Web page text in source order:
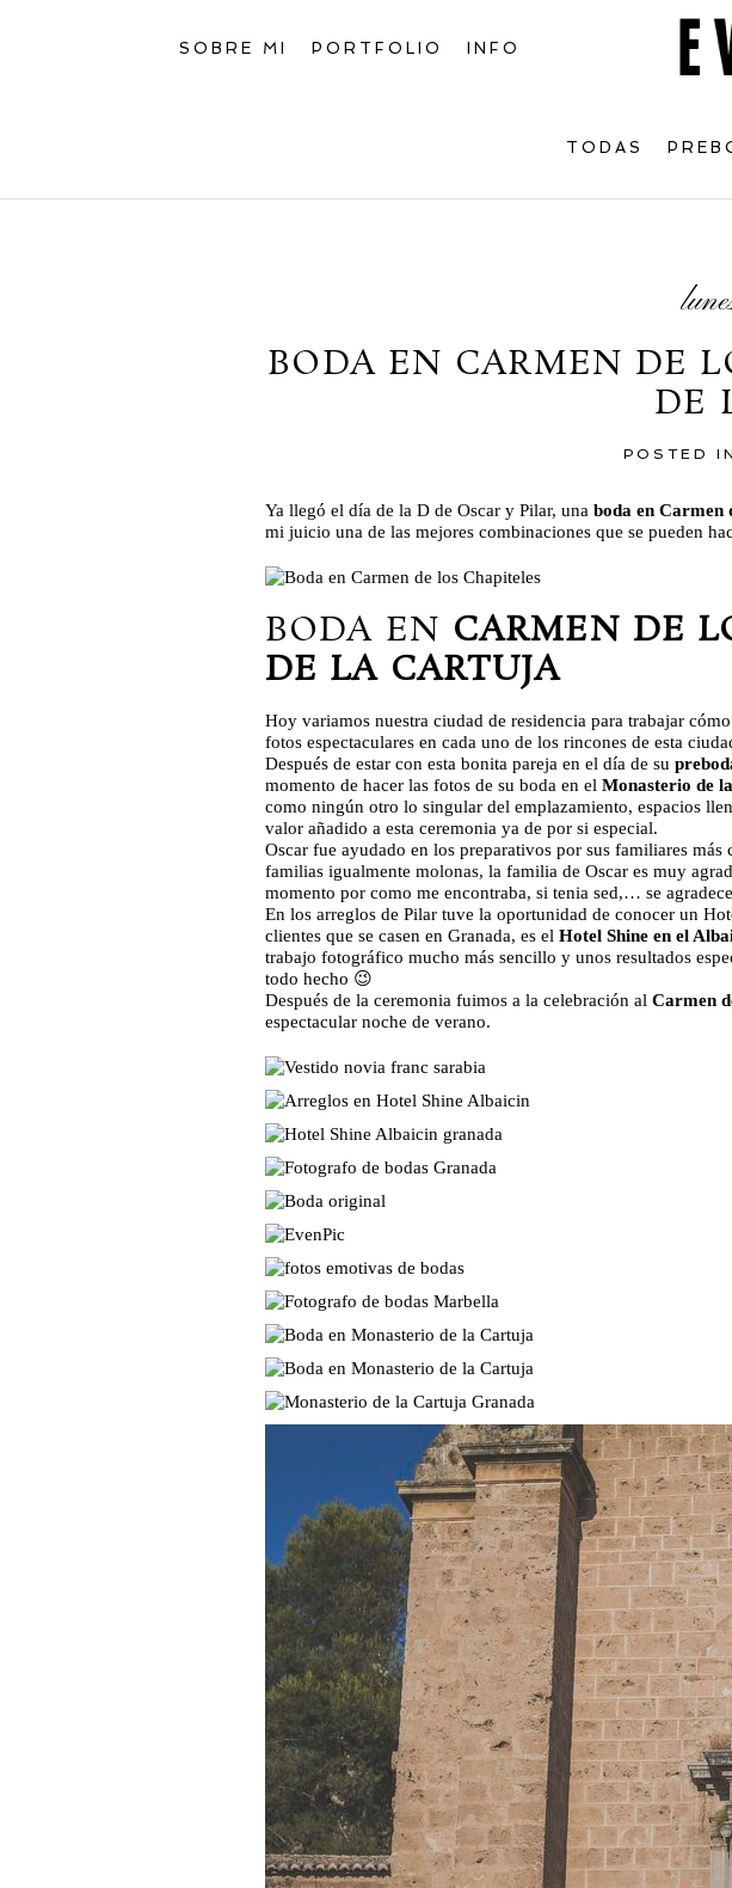
SOBRE MI PORTFOLIO INFO
TODAS
BODA EN CARMEN DE
DE
POSTED
Ya llegó el día de la D de Oscar y Pilar, una boda en Carmen
mi juicio una de las mejores combinaciones que se pueden
BODA EN CARMEN DE
DE LA CARTUJA
Hoy variamos nuestra ciudad de residencia para trabajar cómo
fotos espectaculares en cada uno de los rincones de esta
Después de estar con esta bonita pareja en el día de su
momento de hacer las fotos de su boda en el Monasterio de
como ningún otro lo singular del emplazamiento, espacios
valor añadido a esta ceremonia ya de por si especial.
Oscar fue ayudado en los preparativos por sus familiares
familias igualmente molonas, la familia de Oscar es muy
momento por como me encontraba, si tenia sed,… se
En los arreglos de Pilar tuve la oportunidad de conocer un
clientes que se casen en Granada, es el Hotel Shine en el
trabajo fotográfico mucho más sencillo y unos resultados
todo hecho 😉
Después de la ceremonia fuimos a la celebración al Carmen
espectacular noche de verano.